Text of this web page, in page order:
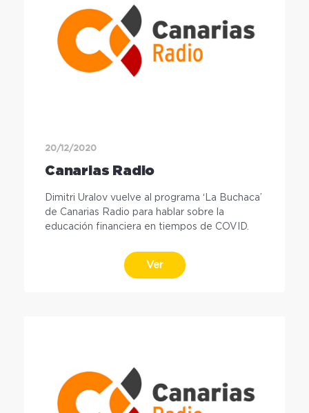
20/12/2020
Canarias Radio
Dimitri Uralov vuelve al programa ‘La Buchaca’
de Canarias Radio para hablar sobre la
educación financiera en tiempos de COVID.
Ver